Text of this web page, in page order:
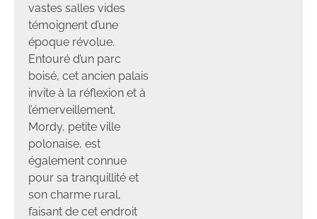
vastes salles vides
témoignent d’une
époque révolue.
Entouré d’un parc
boisé, cet ancien palais
invite à la réflexion et à
l’émerveillement.
Mordy, petite ville
polonaise, est
également connue
pour sa tranquillité et
son charme rural,
faisant de cet endroit